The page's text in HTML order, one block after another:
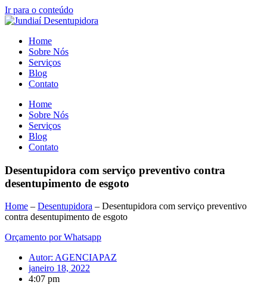
Ir para o conteúdo
Home
Sobre Nós
Serviços
Blog
Contato
Home
Sobre Nós
Serviços
Blog
Contato
Desentupidora com serviço preventivo contra
desentupimento de esgoto
Home – Desentupidora – Desentupidora com serviço preventivo
contra desentupimento de esgoto
Orçamento por Whatsapp
Autor: AGENCIAPAZ
janeiro 18, 2022
4:07 pm